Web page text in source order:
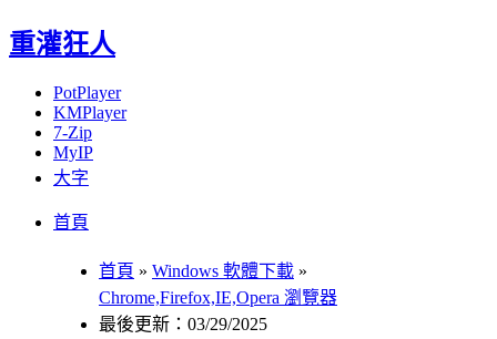
重灌狂人
PotPlayer
KMPlayer
7-Zip
MyIP
大字
首頁
首頁 » Windows 軟體下載 »
Chrome,Firefox,IE,Opera 瀏覽器
最後更新：03/29/2025